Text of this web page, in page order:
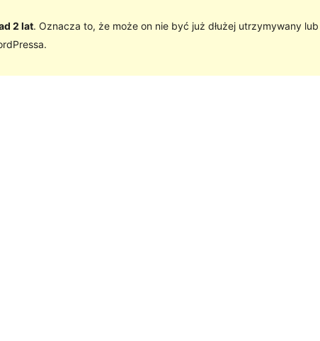
2 lat. Oznacza to, że może on nie być już dłużej utrzymywany